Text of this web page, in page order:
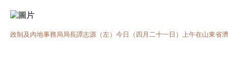
政制及內地事務局局長譚志源（左）今日（四月二十一日）上午在山東